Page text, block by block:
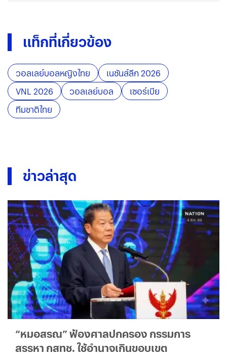
แท็กที่เกี่ยวข้อง
วอลเลย์บอลหญิงไทย
เนชันส์ลีก 2026
VNL 2026
วอลเลย์บอล
เซอร์เบีย
ทีมชาติไทย
ข่าวล่าสุด
“หมอสรณ” ฟ้องศาลปกครอง กรรมการ
สรรหา กสทช. ใช้อำนาจเกินขอบเขต